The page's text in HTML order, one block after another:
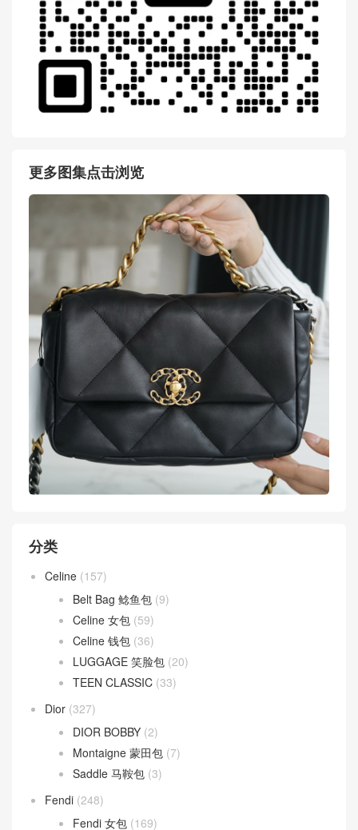
更多图集点击浏览
分类
Celine (157)
Belt Bag 鲶鱼包 (9)
Celine 女包 (59)
Celine 钱包 (36)
LUGGAGE 笑脸包 (20)
TEEN CLASSIC (33)
Dior (327)
DIOR BOBBY (2)
Montaigne 蒙田包 (7)
Saddle 马鞍包 (3)
Fendi (248)
Fendi 女包 (169)